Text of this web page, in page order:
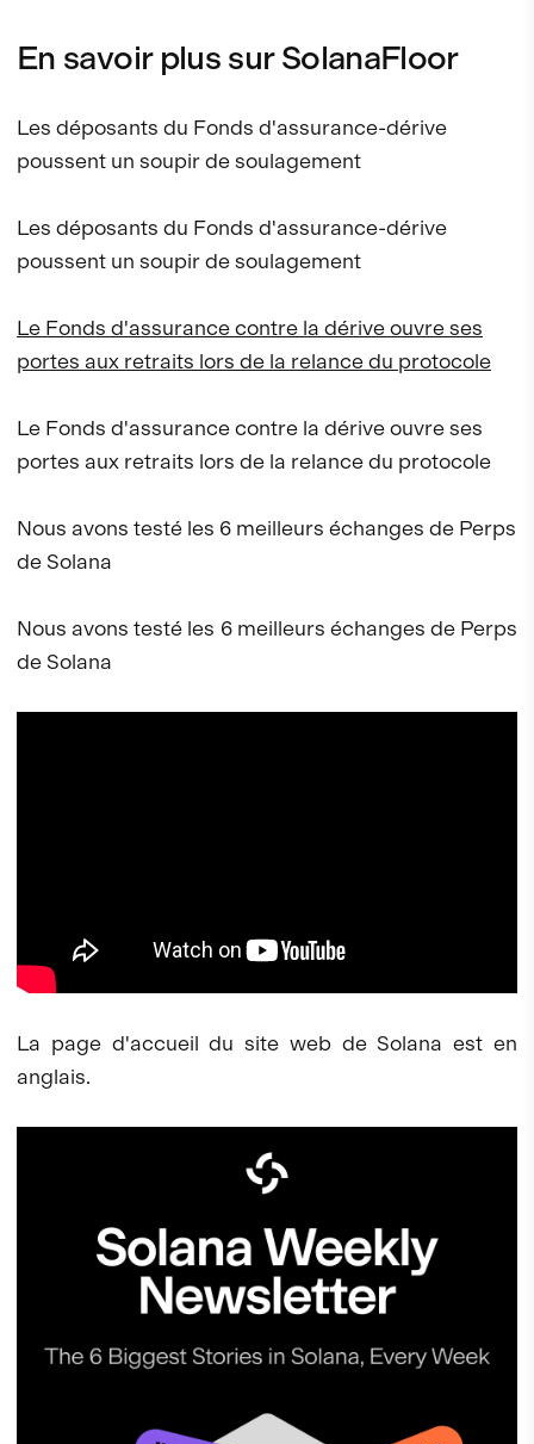
En savoir plus sur SolanaFloor
Les déposants du Fonds d'assurance-dérive
poussent un soupir de soulagement
Les déposants du Fonds d'assurance-dérive
poussent un soupir de soulagement
Le Fonds d'assurance contre la dérive ouvre ses
portes aux retraits lors de la relance du protocole
Le Fonds d'assurance contre la dérive ouvre ses
portes aux retraits lors de la relance du protocole
Nous avons testé les 6 meilleurs échanges de Perps
de Solana
Nous avons testé les 6 meilleurs échanges de Perps
de Solana
La page d'accueil du site web de Solana est en
anglais.